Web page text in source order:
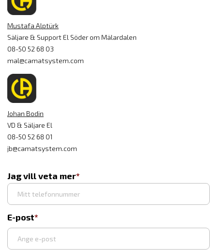
Mustafa Alptürk
Säljare & Support El Söder om Mälardalen
08-50 52 68 03
mal@camatsystem.com
Johan Bodin
VD & Säljare El
08-50 52 68 01
jb@camatsystem.com
Jag vill veta mer
E-post